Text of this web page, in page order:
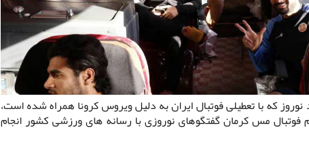
نوروز که با تعطیلی فوتبال ایران به دلیل ویروس کرونا همراه شده است،
فوتبال مس کرمان گفتگوهای نوروزی با رسانه های ورزشی کشور انجام